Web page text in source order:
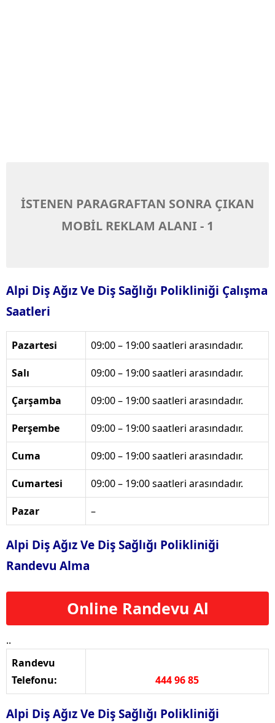
İSTENEN PARAGRAFTAN SONRA ÇIKAN
MOBİL REKLAM ALANI - 1
Alpi Diş Ağız Ve Diş Sağlığı Polikliniği Çalışma
Saatleri
Pazartesi 09:00 – 19:00 saatleri arasındadır.
Salı 09:00 – 19:00 saatleri arasındadır.
Çarşamba 09:00 – 19:00 saatleri arasındadır.
Perşembe 09:00 – 19:00 saatleri arasındadır.
Cuma 09:00 – 19:00 saatleri arasındadır.
Cumartesi 09:00 – 19:00 saatleri arasındadır.
Pazar –
Alpi Diş Ağız Ve Diş Sağlığı Polikliniği
Randevu Alma
Online Randevu Al
..
Randevu
Telefonu:
444 96 85
Alpi Diş Ağız Ve Diş Sağlığı Polikliniği